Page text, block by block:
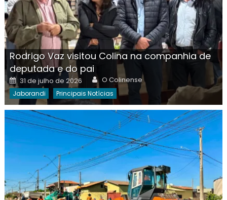
Rodrigo Vaz visitou Colina na companhia de
deputada e do pai
Posted
on
31 de julho de 2026 Author
O Colinense
Jaborandi Principais Notícias